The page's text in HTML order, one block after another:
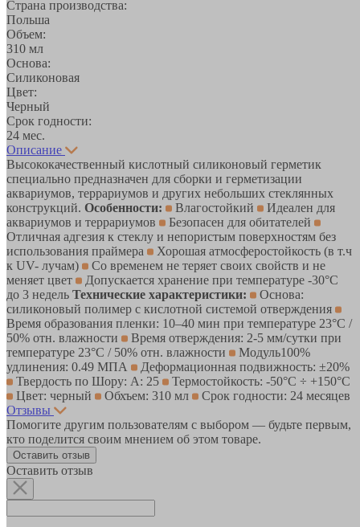
Страна производства:
Польша
Объем:
310 мл
Основа:
Силиконовая
Цвет:
Черный
Срок годности:
24 мес.
Описание
Высококачественный кислотный силиконовый герметик
специально предназначен для сборки и герметизации
аквариумов, террариумов и других небольших стеклянных
конструкций. Особенности: Влагостойкий
Идеален для
аквариумов и террариумов
Безопасен для обитателей
Отличная адгезия к стеклу и непористым поверхностям без
использования праймера
Хорошая атмосферостойкость (в т.ч
к UV- лучам)
Со временем не теряет своих свойств и не
меняет цвет
Допускается хранение при температуре -30°C
до 3 недель Технические характеристики:
Основа:
силиконовый полимер с кислотной системой отверждения
Время образования пленки: 10–40 мин при температуре 23°C /
50% отн. влажности
Время отверждения: 2-5 мм/сутки при
температуре 23°C / 50% отн. влажности
Модуль100%
удлинения: 0.49 МПА
Деформационная подвижность: ±20%
Твердость по Шору: A: 25
Термостойкость: -50°C ÷ +150°C
Цвет: черный
Обхъем: 310 мл
Срок годности: 24 месяцев
Отзывы
Помогите другим пользователям с выбором — будьте первым,
кто поделится своим мнением об этом товаре.
Оставить отзыв
Оставить отзыв